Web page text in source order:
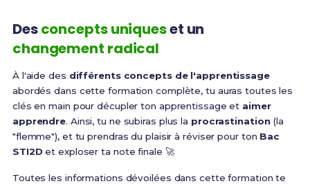
Desconcepts uniqueset un
changement radical
À l'aide des différents concepts de l'apprentissage
abordés dans cette formation complète, tu auras toutes les
clés en main pour décupler ton apprentissage et aimer
apprendre. Ainsi, tu ne subiras plus la procrastination(la
"flemme"), et tu prendras du plaisir à réviser pour ton Bac
STI2D et exploser ta note finale 🚀
Toutes les informations dévoilées dans cette formation te